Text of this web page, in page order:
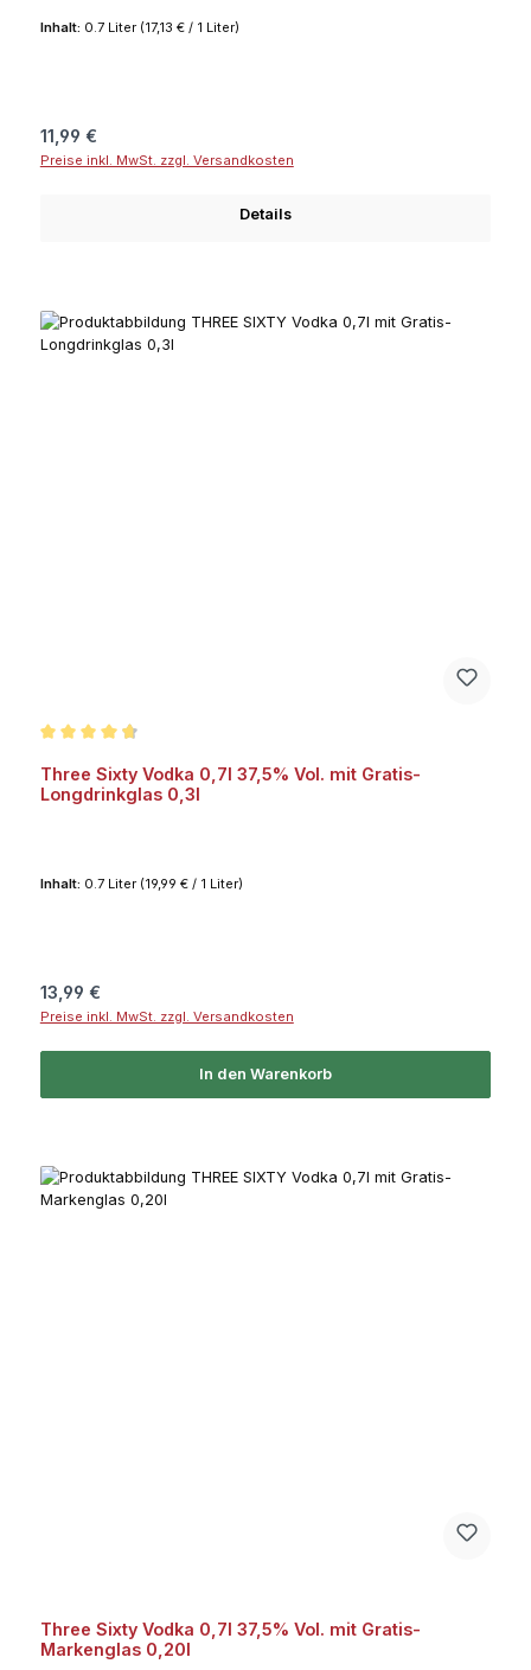
Inhalt: 0.7 Liter (17,13 € / 1 Liter)
Regulärer Preis:
11,99 €
Preise inkl. MwSt. zzgl. Versandkosten
Details
Three Sixty Vodka 0,7l 37,5% Vol. mit Gratis-
Longdrinkglas 0,3l
Inhalt: 0.7 Liter (19,99 € / 1 Liter)
Regulärer Preis:
13,99 €
Preise inkl. MwSt. zzgl. Versandkosten
In den Warenkorb
Three Sixty Vodka 0,7l 37,5% Vol. mit Gratis-
Markenglas 0,20l